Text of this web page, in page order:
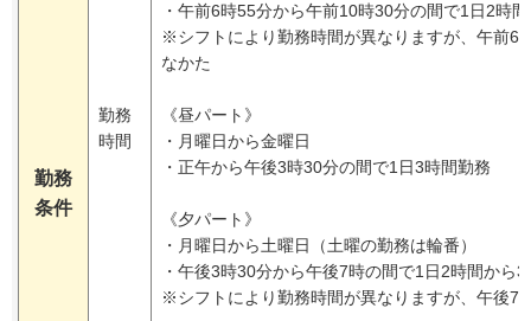
勤務
条件
勤務
時間
・午前6時55分から午前10時30分の間で1日2時
※シフトにより勤務時間が異なりますが、午前6
なかた
《昼パート》
・月曜日から金曜日
・正午から午後3時30分の間で1日3時間勤務
《夕パート》
・月曜日から土曜日（土曜の勤務は輪番）
・午後3時30分から午後7時の間で1日2時間から
※シフトにより勤務時間が異なりますが、午後7